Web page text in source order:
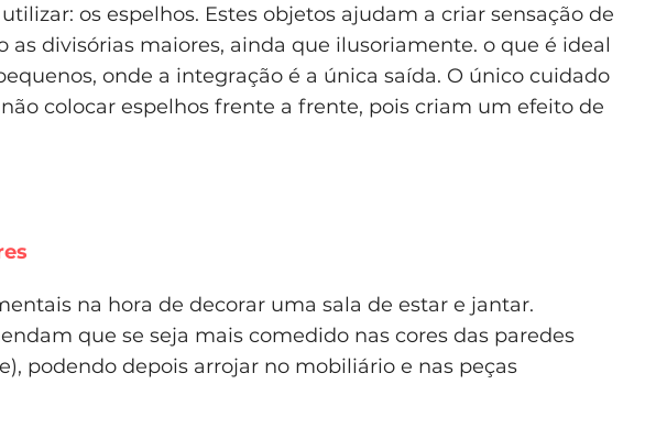
os espelhos. Estes objetos ajudam a criar sensação de
as divisórias maiores, ainda que ilusoriamente. o que é ideal
onde a integração é a única saída. O único cuidado
colocar espelhos frente a frente, pois criam um efeito de
na hora de decorar uma sala de estar e jantar.
que se seja mais comedido nas cores das paredes
podendo depois arrojar no mobiliário e nas peças